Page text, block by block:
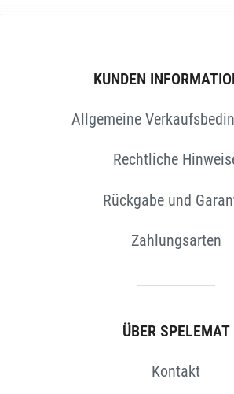
KUNDEN
Allgemeine
Rechtliche
Rückgabe und
Zahlungsarten
ÜBER SPELEMAT
Kontakt